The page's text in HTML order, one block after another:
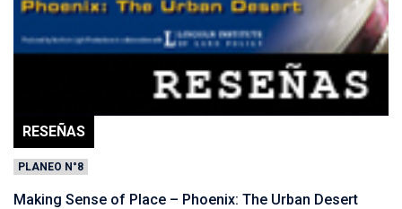
RESEÑAS
PLANEO N°8
Making Sense of Place – Phoenix: The Urban Desert